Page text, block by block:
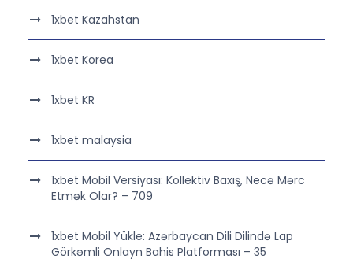
1xbet Kazahstan
1xbet Korea
1xbet KR
1xbet malaysia
1xbet Mobil Versiyası: Kollektiv Baxış, Necə Mərc
Etmək Olar? – 709
1xbet Mobil Yükle: Azərbaycan Dili Dilində Lap
Görkəmli Onlayn Bahis Platforması – 35